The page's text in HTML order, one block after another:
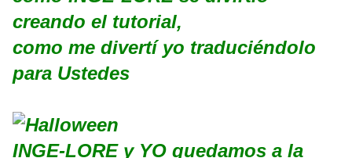
creando el tutorial,
como me divertí yo traduciéndolo
para Ustedes
INGE-LOREy YO quedamos a la